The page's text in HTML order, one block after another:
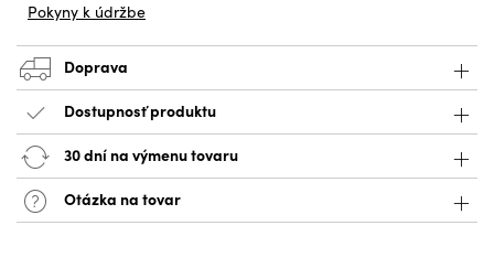
Pokyny k údržbe
Doprava
Dostupnosť produktu
30 dní na výmenu tovaru
Otázka na tovar